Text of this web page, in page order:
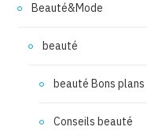
Beauté&Mode
beauté
beauté Bons plans
Conseils beauté